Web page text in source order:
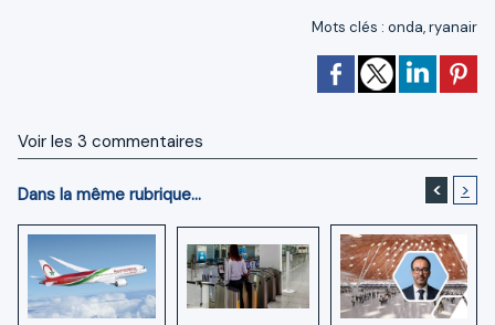
Mots clés : onda,ryanair
Voir les 3 commentaires
Dans la même rubrique... < >